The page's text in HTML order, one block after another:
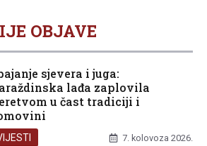
OBJAVE
sjevera i juga:
lađa zaplovila
u čast tradiciji i
7. kolovoza 2026.